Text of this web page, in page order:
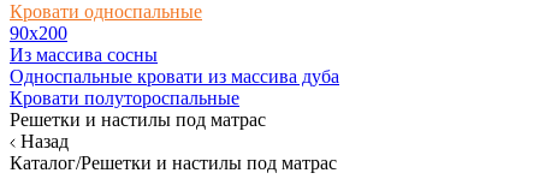
Кровати односпальные
90х200
Из массива сосны
Односпальные кровати из массива дуба
Кровати полутороспальные
Решетки и настилы под матрас
Назад
Каталог/Решетки и настилы под матрас